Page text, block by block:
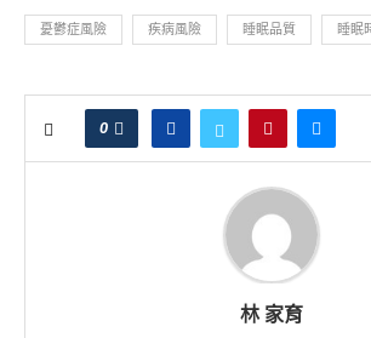
憂鬱症風險 疾病風險 睡眠品質 睡眠
0
林 家育